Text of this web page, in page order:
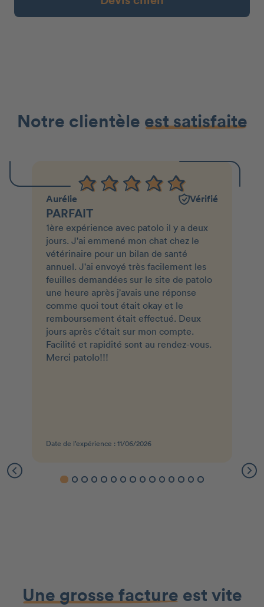
Notre clientèle est satisfaite
Aurélie Vérifié
PARFAIT
1ère expérience avec patolo il y a deux
jours. J'ai emmené mon chat chez le
vétérinaire pour un bilan de santé
annuel. J'ai envoyé très facilement les
feuilles demandées sur le site de patolo
une heure après j'avais une réponse
comme quoi tout était okay et le
remboursement était effectué. Deux
jours après c'était sur mon compte.
Facilité et rapidité sont au rendez-vous.
Merci patolo!!!
Date de l’expérience : 11/06/2026
Une grosse facture est vite